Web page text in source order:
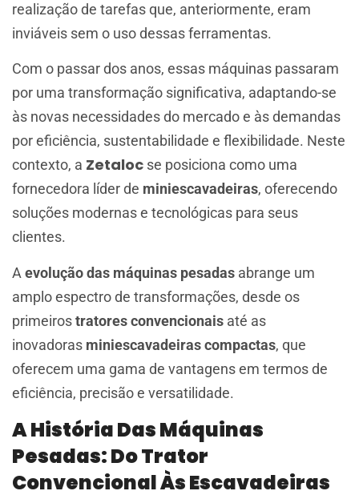
realização de tarefas que, anteriormente, eram
inviáveis sem o uso dessas ferramentas.
Com o passar dos anos, essas máquinas passaram
por uma transformação significativa, adaptando-se
às novas necessidades do mercado e às demandas
por eficiência, sustentabilidade e flexibilidade. Neste
contexto, a Zetaloc se posiciona como uma
fornecedora líder de miniescavadeiras, oferecendo
soluções modernas e tecnológicas para seus
clientes.
A evolução das máquinas pesadas abrange um
amplo espectro de transformações, desde os
primeirostratores convencionais até as
inovadoras miniescavadeiras compactas, que
oferecem uma gama de vantagens em termos de
eficiência, precisão e versatilidade.
A História Das Máquinas
Pesadas: Do Trator
Convencional Às Escavadeiras